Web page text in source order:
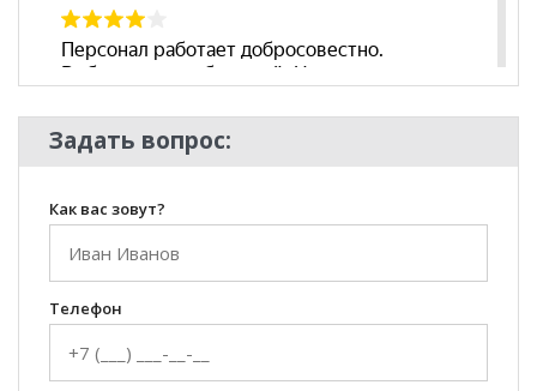
Задать вопрос:
Как вас зовут?
Телефон